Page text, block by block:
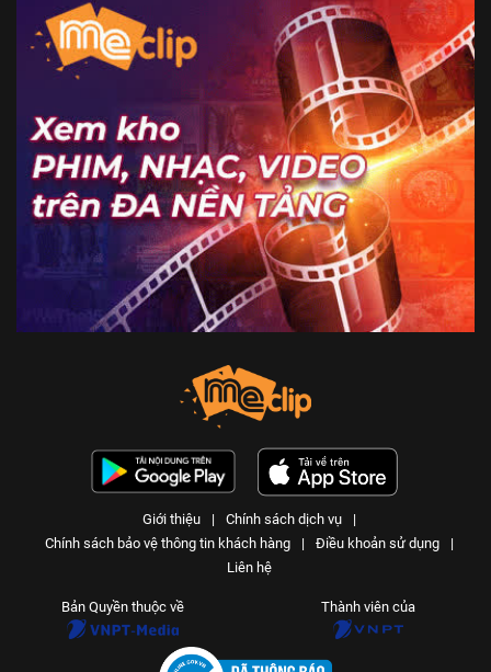
Giới thiệu | Chính sách dịch vụ
|
Chính sách bảo vệ thông tin khách hàng
| Điều khoản sử dụng
|
Liên hệ
Bản Quyền thuộc về Thành viên của